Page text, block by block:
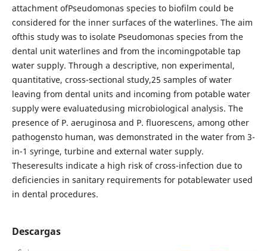
attachment ofPseudomonas species to biofilm could be
considered for the inner surfaces of the waterlines. The aim
ofthis study was to isolate Pseudomonas species from the
dental unit waterlines and from the incomingpotable tap
water supply. Through a descriptive, non experimental,
quantitative, cross-sectional study,25 samples of water
leaving from dental units and incoming from potable water
supply were evaluatedusing microbiological analysis. The
presence of P. aeruginosa and P. fluorescens, among other
pathogensto human, was demonstrated in the water from 3-
in-1 syringe, turbine and external water supply.
Theseresults indicate a high risk of cross-infection due to
deficiencies in sanitary requirements for potablewater used
in dental procedures.
Descargas